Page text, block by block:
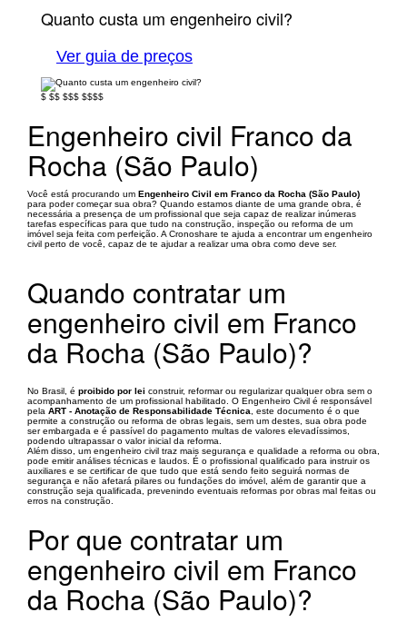
Quanto custa um engenheiro civil?
Ver guia de preços
$ $$ $$$ $$$$
Engenheiro civil Franco da
Rocha (São Paulo)
Você está procurando um Engenheiro Civil em Franco da Rocha (São Paulo)
para poder começar sua obra? Quando estamos diante de uma grande obra, é
necessária a presença de um profissional que seja capaz de realizar inúmeras
tarefas específicas para que tudo na construção, inspeção ou reforma de um
imóvel seja feita com perfeição. A Cronoshare te ajuda a encontrar um engenheiro
civil perto de você, capaz de te ajudar a realizar uma obra como deve ser.
Quando contratar um
engenheiro civil em Franco
da Rocha (São Paulo)?
No Brasil, é proibido por lei construir, reformar ou regularizar qualquer obra sem o
acompanhamento de um profissional habilitado. O Engenheiro Civil é responsável
pela ART - Anotação de Responsabilidade Técnica , este documento é o que
permite a construção ou reforma de obras legais, sem um destes, sua obra pode
ser embargada e é passível do pagamento multas de valores elevadíssimos,
podendo ultrapassar o valor inicial da reforma.
Além disso, um engenheiro civil traz mais segurança e qualidade a reforma ou obra,
pode emitir análises técnicas e laudos. É o profissional qualificado para instruir os
auxiliares e se certificar de que tudo que está sendo feito seguirá normas de
segurança e não afetará pilares ou fundações do imóvel, além de garantir que a
construção seja qualificada, prevenindo eventuais reformas por obras mal feitas ou
erros na construção.
Por que contratar um
engenheiro civil em Franco
da Rocha (São Paulo)?